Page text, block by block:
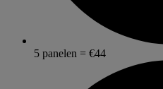
5 panelen = €44